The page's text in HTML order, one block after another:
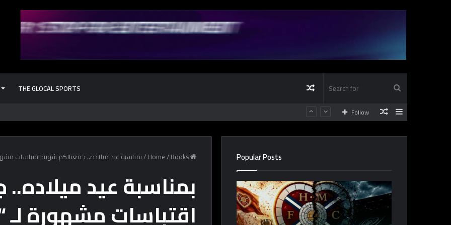
THE GLOCAL SPORTS
for
Random
Article
Random
Follow
/Books
/بمناسبة عيد ميلاده.. جمعنالكم شوية اقتباسات
بمناسبة عيد
اقتباسات مشهورة
Popular Posts